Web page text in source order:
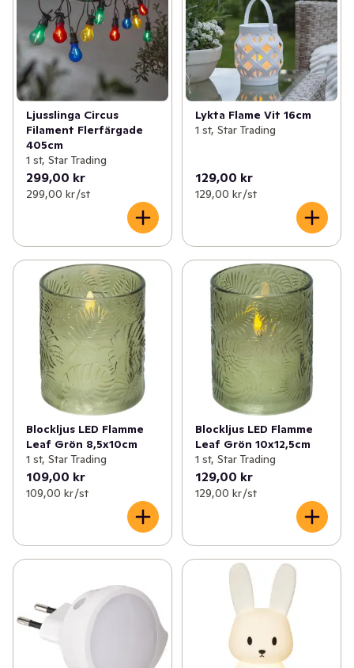
Ljusslinga Circus
Filament Flerfärgade
405cm
1 st, Star Trading
299,00 kr
299,00 kr /st
Lykta Flame Vit 16cm
1 st, Star Trading
129,00 kr
129,00 kr /st
Blockljus LED Flamme
Leaf Grön 8,5x10cm
1 st, Star Trading
109,00 kr
109,00 kr /st
Blockljus LED Flamme
Leaf Grön 10x12,5cm
1 st, Star Trading
129,00 kr
129,00 kr /st